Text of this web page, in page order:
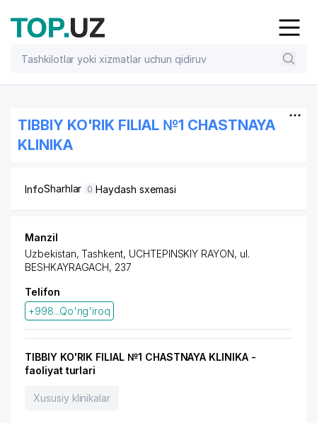
TIBBIY KO'RIK FILIAL №1 CHASTNAYA
KLINIKA
InfoSharhlar 0 Haydash sxemasi
Manzil
Uzbekistan, Tashkent, UCHTEPINSKIY RAYON, ul.
BESHKAYRAGACH, 237
Telifon
+998...Qo'ng'iroq
TIBBIY KO'RIK FILIAL №1 CHASTNAYA KLINIKA -
faoliyat turlari
Xususiy klinikalar